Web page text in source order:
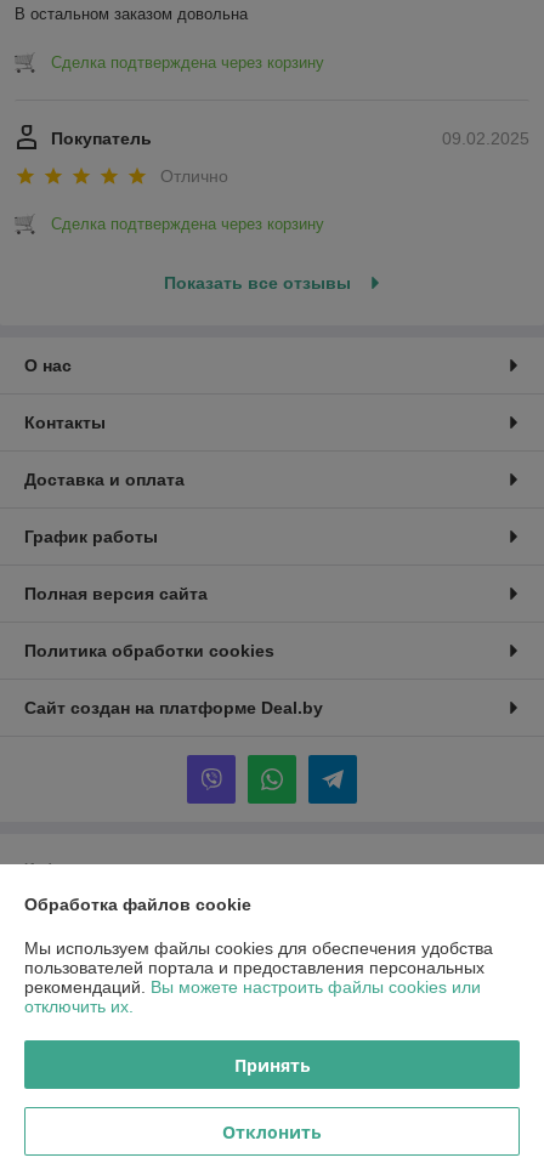
В остальном заказом довольна
Сделка подтверждена через корзину
09.02.2025
Покупатель
Отлично
Сделка подтверждена через корзину
Показать все отзывы
О нас
Контакты
Доставка и оплата
График работы
Полная версия сайта
Политика обработки cookies
Сайт создан на платформе Deal.by
Информация для покупателя
Юридическое лицо:ООО "ПроПринтер"
Регистрационный номер ЕГР: 591058567
УНП: 591058567
Регистрационный орган: Гродненский городской исполнительный
Местонахождение книги жалоб и предложений: ул. Ольги Соломовой
42
Обработка файлов cookie
Мы используем файлы cookies для обеспечения удобства
пользователей портала и предоставления персональных
рекомендаций. Вы можете настроить файлы cookies или
отключить их.
Принять
Отклонить